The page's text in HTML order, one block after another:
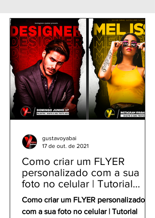
Bokeh
Como criar um FLYER
personalizado com a sua
foto no celular | Tutorial
PicsArt app gratuito
Como criar um FLYER personalizado
com a sua foto no celular | Tutorial
gustavoyabai
17 de out. de 2021